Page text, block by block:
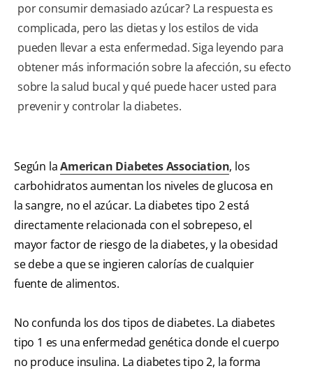
por consumir demasiado azúcar? La respuesta es
complicada, pero las dietas y los estilos de vida
pueden llevar a esta enfermedad. Siga leyendo para
obtener más información sobre la afección, su efecto
sobre la salud bucal y qué puede hacer usted para
prevenir y controlar la diabetes.
Según laAmerican Diabetes Association, los
carbohidratos aumentan los niveles de glucosa en
la sangre, no el azúcar. La diabetes tipo 2 está
directamente relacionada con el sobrepeso, el
mayor factor de riesgo de la diabetes, y la obesidad
se debe a que se ingieren calorías de cualquier
fuente de alimentos.
No confunda los dos tipos de diabetes. La diabetes
tipo 1 es una enfermedad genética donde el cuerpo
no produce insulina. La diabetes tipo 2, la forma